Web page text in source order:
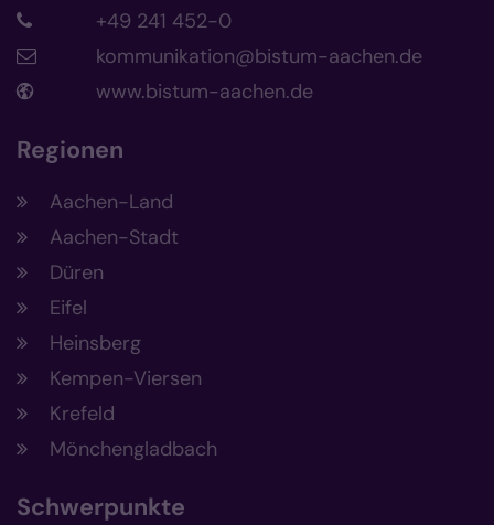
+49 241 452-0
kommunikation@bistum-aachen.de
www.bistum-aachen.de
Regionen
Aachen-Land
Aachen-Stadt
Düren
Eifel
Heinsberg
Kempen-Viersen
Krefeld
Mönchengladbach
Schwerpunkte